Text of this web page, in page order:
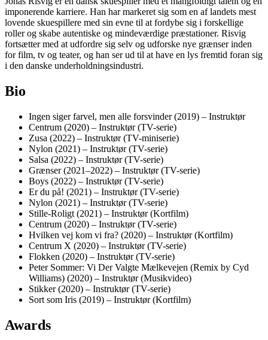
imponerende karriere. Han har markeret sig som en af landets mest
lovende skuespillere med sin evne til at fordybe sig i forskellige
roller og skabe autentiske og mindeværdige præstationer. Risvig
fortsætter med at udfordre sig selv og udforske nye grænser inden
for film, tv og teater, og han ser ud til at have en lys fremtid foran sig
i den danske underholdningsindustri.
Bio
Ingen siger farvel, men alle forsvinder (2019) – Instruktør
Centrum (2020) – Instruktør (TV-serie)
Zusa (2022) – Instruktør (TV-miniserie)
Nylon (2021) – Instruktør (TV-serie)
Salsa (2022) – Instruktør (TV-serie)
Grænser (2021–2022) – Instruktør (TV-serie)
Boys (2022) – Instruktør (TV-serie)
Er du på! (2021) – Instruktør (TV-serie)
Nylon (2021) – Instruktør (TV-serie)
Stille-Roligt (2021) – Instruktør (Kortfilm)
Centrum (2020) – Instruktør (TV-serie)
Hvilken vej kom vi fra? (2020) – Instruktør (Kortfilm)
Centrum X (2020) – Instruktør (TV-serie)
Flokken (2020) – Instruktør (TV-serie)
Peter Sommer: Vi Der Valgte Mælkevejen (Remix by Cyd
Williams) (2020) – Instruktør (Musikvideo)
Stikker (2020) – Instruktør (TV-serie)
Sort som Iris (2019) – Instruktør (Kortfilm)
Awards